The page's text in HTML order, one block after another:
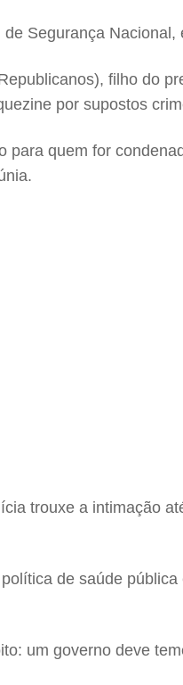
Segurança
filho do
por supostos
quem for
trouxe a intimação
de saúde
um governo deve